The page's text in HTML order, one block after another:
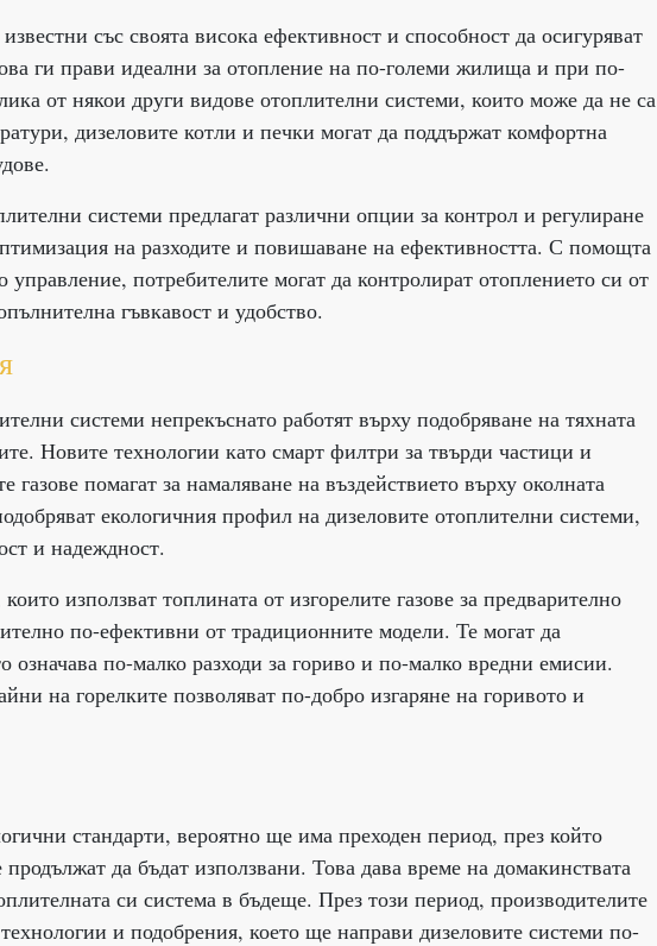
със своята висока ефективност и способност да осигуряват
ги прави идеални за отопление на по-големи жилища и при по-
от някои други видове отоплителни системи, които може да не са
дизеловите котли и печки могат да поддържат комфортна
системи предлагат различни опции за контрол и регулиране
на разходите и повишаване на ефективността. С помощта
потребителите могат да контролират отоплението си от
гъвкавост и удобство.
системи непрекъснато работят върху подобряване на тяхната
Новите технологии като смарт филтри за твърди частици и
газове помагат за намаляване на въздействието върху околната
екологичния профил на дизеловите отоплителни системи,
и надеждност.
използват топлината от изгорелите газове за предварително
по-ефективни от традиционните модели. Те могат да
означава по-малко разходи за гориво и по-малко вредни емисии.
на горелките позволяват по-добро изгаряне на горивото и
стандарти, вероятно ще има преходен период, през който
да бъдат използвани. Това дава време на домакинствата
си система в бъдеще. През този период, производителите
и подобрения, което ще направи дизеловите системи по-